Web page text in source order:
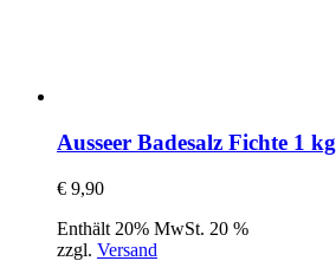
Ausseer Badesalz Fichte 1 kg
€ 9,90
Enthält 20% MwSt. 20 %
zzgl. Versand